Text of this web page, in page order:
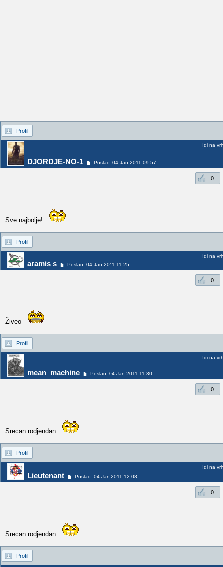
Profil
DJORDJE-NO-1 Poslao: 04 Jan 2011 09:57
Idi na vrh
0
Sve najbolje!
Profil
aramis s Poslao: 04 Jan 2011 11:25
Idi na vrh
0
Živeo
Profil
mean_machine Poslao: 04 Jan 2011 11:30
Idi na vrh
0
Srecan rodjendan
Profil
Lieutenant Poslao: 04 Jan 2011 12:08
Idi na vrh
0
Srecan rodjendan
Profil